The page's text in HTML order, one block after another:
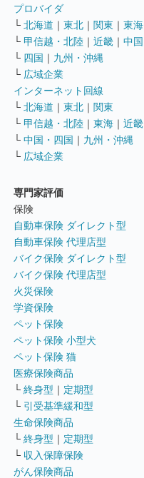
プロバイダ
└ 北海道 ｜ 東北 ｜ 関東 ｜ 東海
└ 甲信越・北陸 ｜ 近畿 ｜ 中国
└ 四国 ｜ 九州・沖縄
└ 広域企業
インターネット回線
└ 北海道 ｜ 東北 ｜ 関東
└ 甲信越・北陸 ｜ 東海 ｜ 近畿
└ 中国・四国 ｜ 九州・沖縄
└ 広域企業
専門家評価
保険
自動車保険 ダイレクト型
自動車保険 代理店型
バイク保険 ダイレクト型
バイク保険 代理店型
火災保険
学資保険
ペット保険
ペット保険 小型犬
ペット保険 猫
医療保険商品
└ 終身型 ｜ 定期型
└ 引受基準緩和型
生命保険商品
└ 終身型 ｜ 定期型
└ 収入保障保険
がん保険商品